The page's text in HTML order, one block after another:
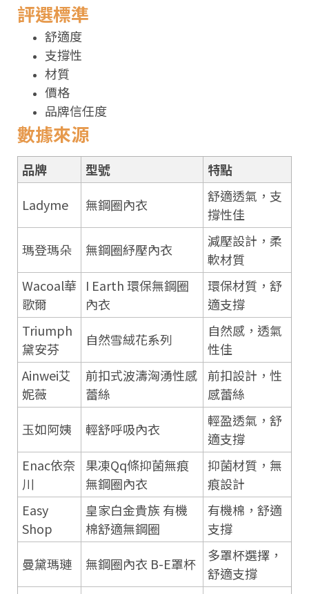
評選標準
舒適度
支撐性
材質
價格
品牌信任度
數據來源
品牌 型號
特點
Ladyme
無鋼圈內衣
舒適透氣，支
撐性佳
瑪登瑪朵
無鋼圈紓壓內衣
減壓設計，柔
軟材質
Wacoal華
歌爾
I Earth 環保無鋼圈
內衣
環保材質，舒
適支撐
Triumph
黛安芬
自然雪絨花系列
自然感，透氣
性佳
Ainwei艾
妮薇
前扣式波濤洶湧性感
蕾絲
前扣設計，性
感蕾絲
玉如阿姨
輕舒呼吸內衣
輕盈透氣，舒
適支撐
Enac依奈
川
果凍Qq條抑菌無痕
無鋼圈內衣
抑菌材質，無
痕設計
Easy
Shop
皇家白金貴族 有機
棉舒適無鋼圈
有機棉，舒適
支撐
曼黛瑪璉
無鋼圈內衣 B-E罩杯
多罩杯選擇，
舒適支撐